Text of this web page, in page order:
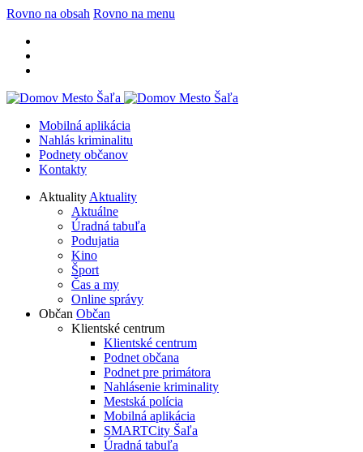
Rovno na obsah Rovno na menu
Mobilná aplikácia
Nahlás kriminalitu
Podnety občanov
Kontakty
Aktuality Aktuality
Aktuálne
Úradná tabuľa
Podujatia
Kino
Šport
Čas a my
Online správy
Občan Občan
Klientské centrum
Klientské centrum
Podnet občana
Podnet pre primátora
Nahlásenie kriminality
Mestská polícia
Mobilná aplikácia
SMARTCity Šaľa
Úradná tabuľa